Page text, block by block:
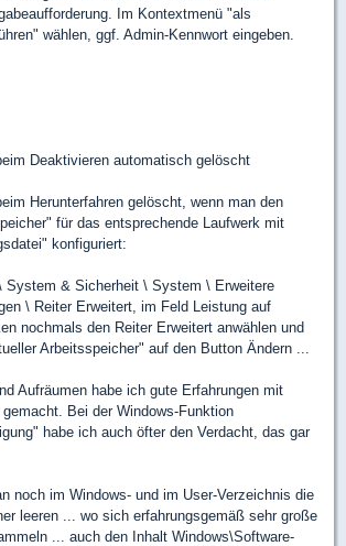
Im Kontextmenü "als
wählen, ggf. Admin-Kennwort eingeben.
Deaktivieren automatisch gelöscht
Herunterfahren gelöscht, wenn man den
für das entsprechende Laufwerk mit
konfiguriert:
System & Sicherheit \ System \ Erweitere
\ Reiter Erweitert, im Feld Leistung auf
nochmals den Reiter Erweitert anwählen und
Arbeitsspeicher" auf den Button Ändern ...
Aufräumen habe ich gute Erfahrungen mit
Bei der Windows-Funktion
habe ich auch öfter den Verdacht, das gar
noch im Windows- und im User-Verzeichnis die
leeren ... wo sich erfahrungsgemäß sehr große
... auch den Inhalt Windows\Software-